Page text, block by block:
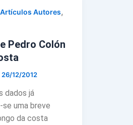
Artículos Autores,
Pedro Colón
26/12/2012
dados já
se uma breve
da costa